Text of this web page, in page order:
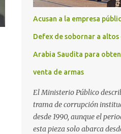
Acusan a la empresa
Defex de sobornar a altos
Arabia Saudita para
venta de armas
El Ministerio Público
trama de corrupción
desde 1990, aunque el
esta pieza solo abarca